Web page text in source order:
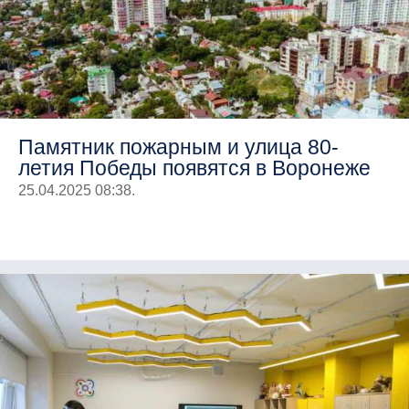
Памятник пожарным и улица 80-
летия Победы появятся в Воронеже
25.04.2025 08:38.